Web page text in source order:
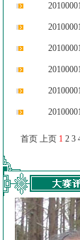
首页 上页 1 2 3